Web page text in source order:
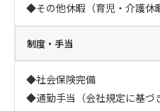
◆その他休暇（育児・介護休
制度・手当
◆社会保険完備
◆通勤手当（会社規定に基づ